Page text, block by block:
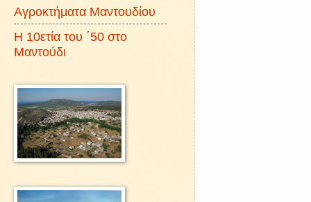
Αγροκτήματα Μαντουδίου
Η 10ετία του ΄50 στο
Μαντούδι